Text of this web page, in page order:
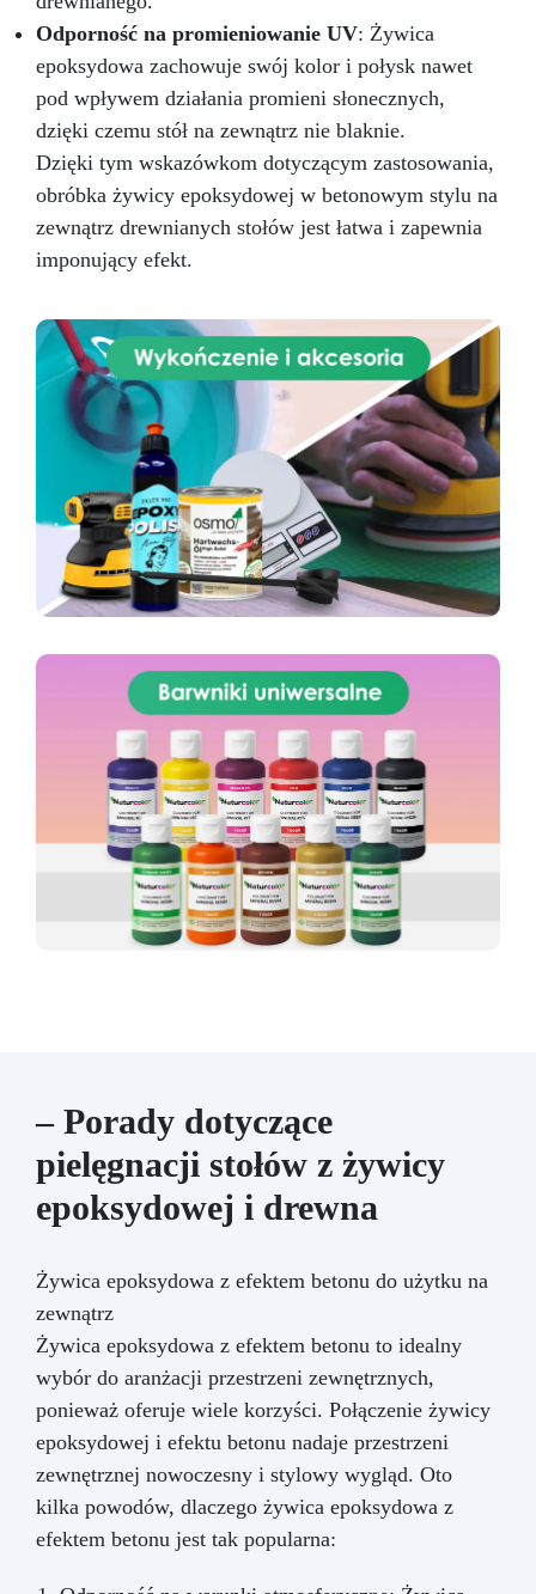
Odporność na promieniowanie UV: Żywica
epoksydowa zachowuje swój kolor i połysk nawet
pod wpływem działania promieni słonecznych,
dzięki czemu stół na zewnątrz nie blaknie.
Dzięki tym wskazówkom dotyczącym zastosowania,
obróbka żywicy epoksydowej w betonowym stylu na
zewnątrz drewnianych stołów jest łatwa i zapewnia
imponujący efekt.
– Porady dotyczące
pielęgnacji stołów z żywicy
epoksydowej i drewna
Żywica epoksydowa z efektem betonu do użytku na
zewnątrz
Żywica epoksydowa z efektem betonu to idealny
wybór do aranżacji przestrzeni zewnętrznych,
ponieważ oferuje wiele korzyści. Połączenie żywicy
epoksydowej i efektu betonu nadaje przestrzeni
zewnętrznej nowoczesny i stylowy wygląd. Oto
kilka powodów, dlaczego żywica epoksydowa z
efektem betonu jest tak popularna: